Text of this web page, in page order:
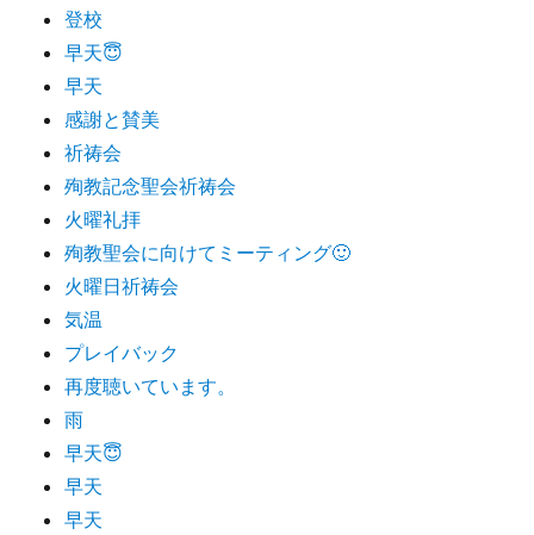
登校
早天😇
早天
感謝と賛美
祈祷会
殉教記念聖会祈祷会
火曜礼拝
殉教聖会に向けてミーティング🙂
火曜日祈祷会
気温
プレイバック
再度聴いています。
雨
早天😇
早天
早天